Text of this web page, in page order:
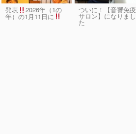
発表 2026年（1の
年）の1月11日に
ついに！【音響免疫
サロン】になりまし
た